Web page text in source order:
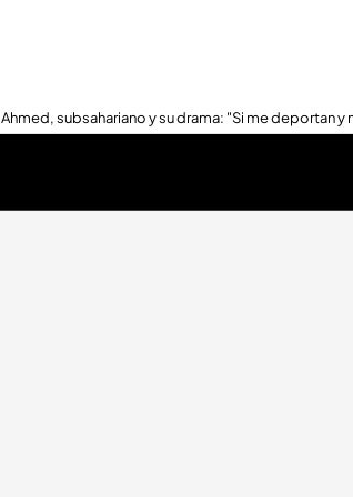
Ahmed, subsahariano y su drama: "Si me deportan